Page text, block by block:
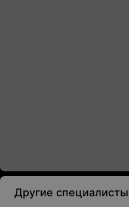
Другие специалисты